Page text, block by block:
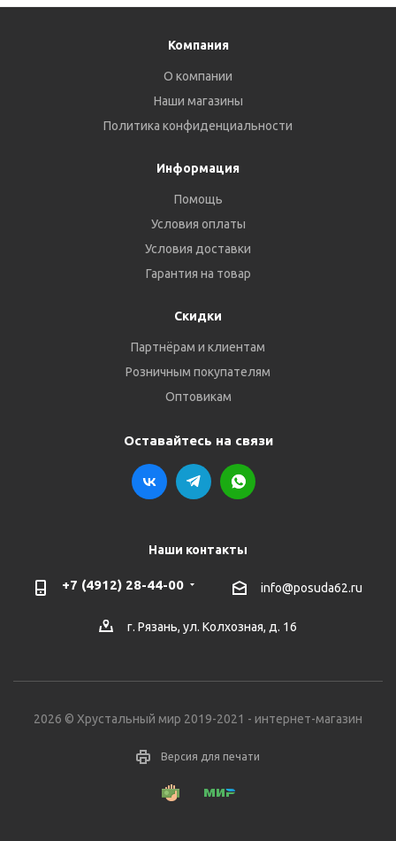
Компания
О компании
Наши магазины
Политика конфиденциальности
Информация
Помощь
Условия оплаты
Условия доставки
Гарантия на товар
Скидки
Партнёрам и клиентам
Розничным покупателям
Оптовикам
Оставайтесь на связи
Наши контакты
+7 (4912) 28-44-00 info@posuda62.ru
г. Рязань, ул. Колхозная, д. 16
2026 © Хрустальный мир 2019-2021 - интернет-магазин
Версия для печати